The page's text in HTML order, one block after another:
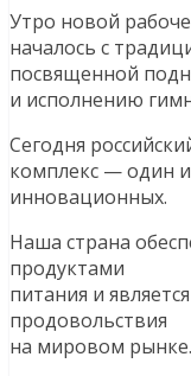
Утро новой
началось с
посвященной
и исполнению
Сегодня
комплекс — один
инновационных.
Наша страна
продуктами
питания и
продовольствия
на мировом рынке.